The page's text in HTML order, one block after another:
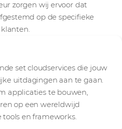
zorgen wij ervoor dat
op de specifieke
set cloudservices die jouw
uitdagingen aan te gaan.
applicaties te bouwen,
op een wereldwijd
en frameworks.